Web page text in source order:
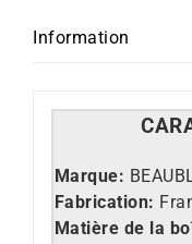
Information
Marque:
Fabrication:
Matière de la